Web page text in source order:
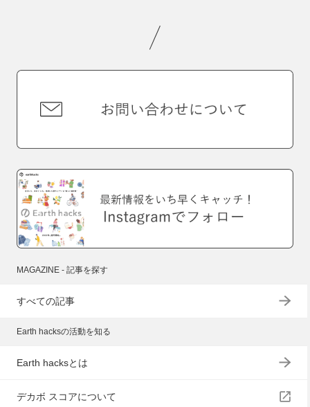
MAGAZINE - 記事を探す
すべての記事
Earth hacksの活動を知る
Earth hacksとは
デカボ スコアについて